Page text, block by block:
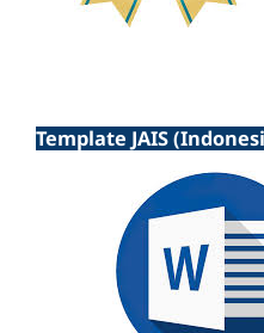
Template JAIS